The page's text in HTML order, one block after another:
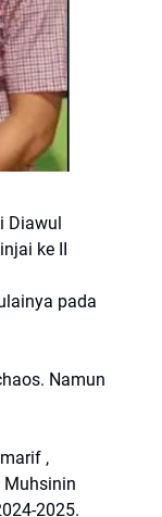
Diawul
ke II
pada
Namun
,
Muhsinin
2025.